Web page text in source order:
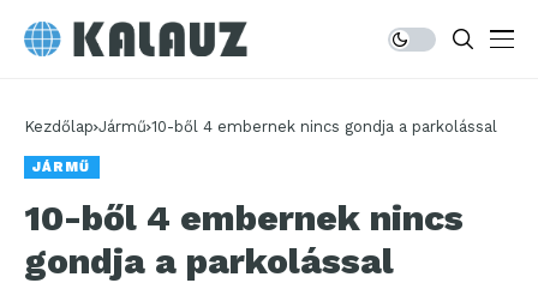
Kezdőlap Jármű 10-ből 4 embernek nincs gondja a parkolással
JÁRMŰ
10-ből 4 embernek nincs
gondja a parkolással